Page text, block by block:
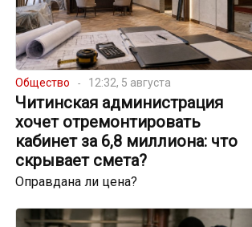
Общество 12:32, 5 августа
Читинская администрация
хочет отремонтировать
кабинет за 6,8 миллиона: что
скрывает смета?
Оправдана ли цена?